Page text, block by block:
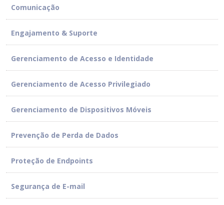
Comunicação
Engajamento & Suporte
Gerenciamento de Acesso e Identidade
Gerenciamento de Acesso Privilegiado
Gerenciamento de Dispositivos Móveis
Prevenção de Perda de Dados
Proteção de Endpoints
Segurança de E-mail